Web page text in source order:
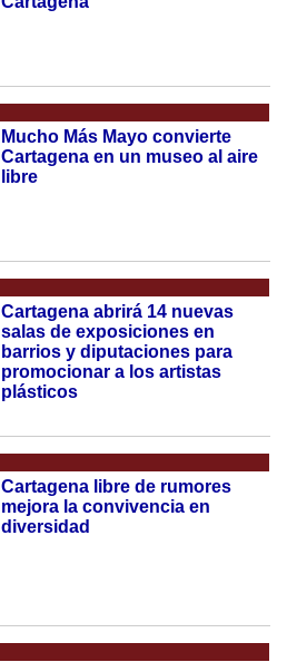
Mucho Más Mayo convierte
Cartagena en un museo al aire
libre
Cartagena abrirá 14 nuevas
salas de exposiciones en
barrios y diputaciones para
promocionar a los artistas
plásticos
Cartagena libre de rumores
mejora la convivencia en
diversidad